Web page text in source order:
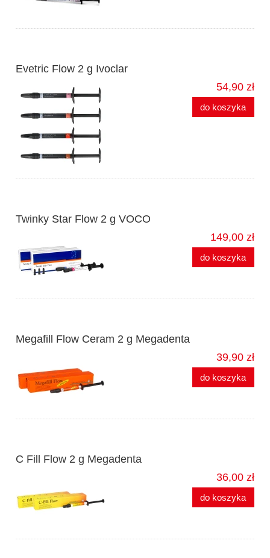
Evetric Flow 2 g Ivoclar
54,90 zł
do koszyka
Twinky Star Flow 2 g VOCO
149,00 zł
do koszyka
Megafill Flow Ceram 2 g Megadenta
39,90 zł
do koszyka
C Fill Flow 2 g Megadenta
36,00 zł
do koszyka